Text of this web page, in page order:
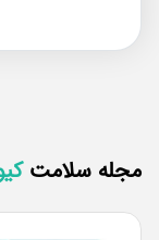
سلامتکیوان